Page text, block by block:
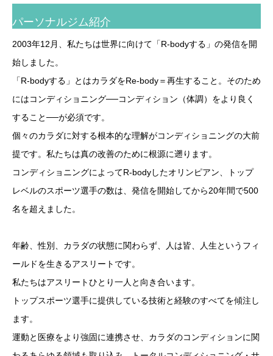
パーソナルジム紹介
2003年12月、私たちは世界に向けて「R-bodyする」の発信を開
始しました。
「R-bodyする」とはカラダをRe-body＝再生すること。そのため
にはコンディショニング──コンディション（体調）をより良く
すること──が必須です。
個々のカラダに対する根本的な理解がコンディショニングの大前
提です。私たちは真の改善のために根源に遡ります。
コンディショニングによってR-bodyしたオリンピアン、トップ
レベルのスポーツ選手の数は、発信を開始してから20年間で500
名を超えました。
年齢、性別、カラダの状態に関わらず、人は皆、人生というフィ
ールドを生きるアスリートです。
私たちはアスリートひとり一人と向き合います。
トップスポーツ選手に提供している技術と経験のすべてを傾注し
ます。
運動と医療をより強固に連携させ、カラダのコンディションに関